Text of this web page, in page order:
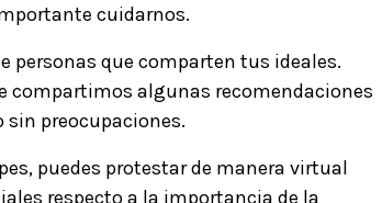
cuidarnos.
personas que comparten tus ideales.
compartimos algunas recomendaciones
preocupaciones.
puedes protestar de manera virtual
respecto a la importancia de la